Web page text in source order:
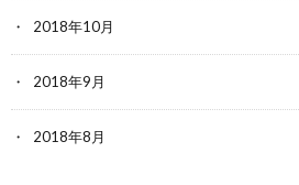
2018年10月
2018年9月
2018年8月